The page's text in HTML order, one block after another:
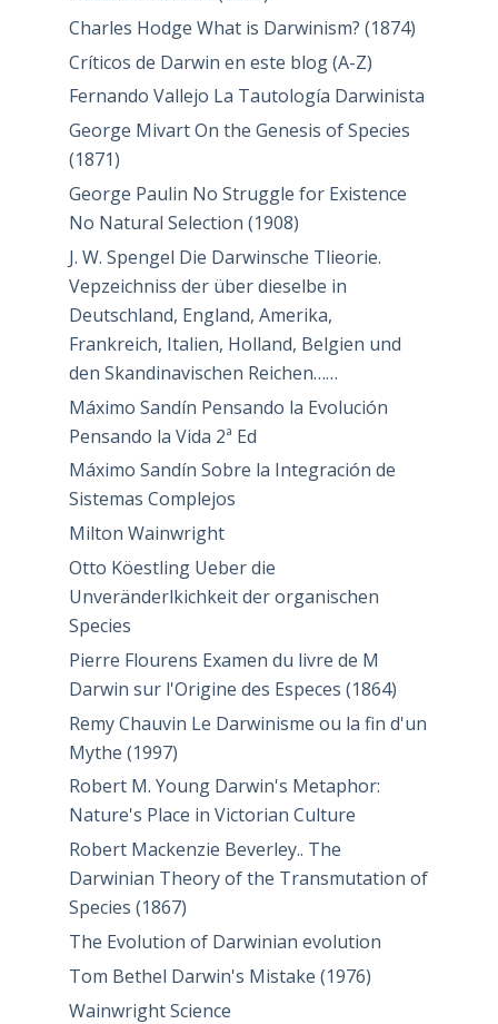
The Darwin Deception
Críticos de Darwin
Albert Kölliker Über die Darwin'sche
schöpfungstheorie
Andrew Bradbury
Natural Selection (1895)
Charles Hodge What is Darwinism? (1874)
Críticos de Darwin en este blog (A-Z)
Fernando Vallejo La Tautología Darwinista
George Mivart On the Genesis of Species
(1871)
George Paulin No Struggle for Existence
No Natural Selection (1908)
J. W. Spengel Die Darwinsche Tlieorie.
Vepzeichniss der über dieselbe in
Deutschland, England, Amerika,
Frankreich, Italien, Holland, Belgien und
den Skandinavischen Reichen……
Máximo Sandín Pensando la Evolución
Pensando la Vida 2ª Ed
Máximo Sandín Sobre la Integración de
Sistemas Complejos
Milton Wainwright
Otto Köestling Ueber die
Unveränderlkichkeit der organischen
Species
Pierre Flourens Examen du livre de M
Darwin sur l'Origine des Especes (1864)
Remy Chauvin Le Darwinisme ou la fin d'un